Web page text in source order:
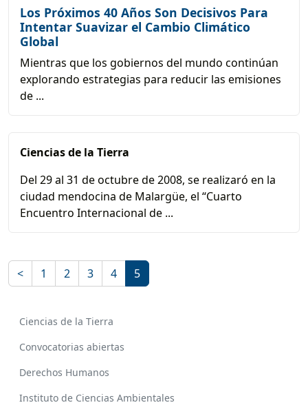
Los Próximos 40 Años Son Decisivos Para
Intentar Suavizar el Cambio Climático
Global
Mientras que los gobiernos del mundo continúan
explorando estrategias para reducir las emisiones
de ...
Ciencias de la Tierra
Del 29 al 31 de octubre de 2008, se realizaró en la
ciudad mendocina de Malargüe, el “Cuarto
Encuentro Internacional de ...
< 1 2 3 4 5
Ciencias de la Tierra
Convocatorias abiertas
Derechos Humanos
Instituto de Ciencias Ambientales